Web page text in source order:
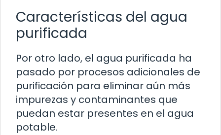
Características del agua
purificada
Por otro lado, el agua purificada ha
pasado por procesos adicionales de
purificación para eliminar aún más
impurezas y contaminantes que
puedan estar presentes en el agua
potable.